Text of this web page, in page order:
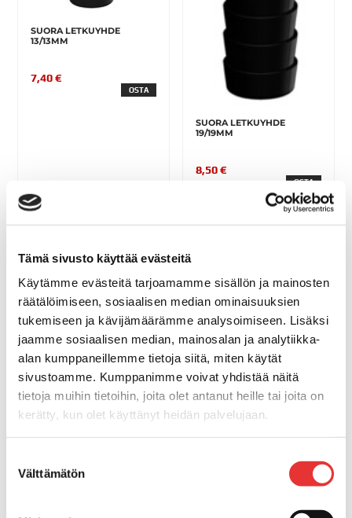
Tämä sivusto käyttää evästeitä
Käytämme evästeitä tarjoamamme sisällön ja mainosten
räätälöimiseen, sosiaalisen median ominaisuuksien
tukemiseen ja kävijämäärämme analysoimiseen. Lisäksi
jaamme sosiaalisen median, mainosalan ja analytiikka-
alan kumppaneillemme tietoja siitä, miten käytät
sivustoamme. Kumppanimme voivat yhdistää näitä
tietoja muihin tietoihin, joita olet antanut heille tai joita on
kerätty, kun olet käyttänyt heidän palvelujaan.
valinta
Välttämätön
SUORA LETKUYHDE
13/13MM
7,40 €
OSTA
SUORA LETKUYHDE
19/19MM
8,50 €
OSTA
SUORA LETKUYHDE
25/25MM
10,10 €